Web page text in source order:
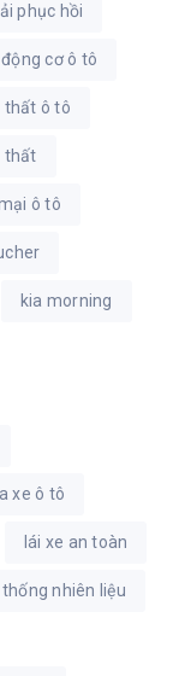
phục hồi
cơ ô tô
thất ô tô
thất
ô tô
kia morning
xe ô tô
lái xe an toàn
thống nhiên liệu